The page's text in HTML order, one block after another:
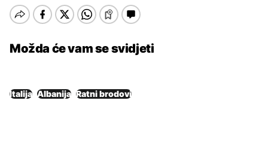
Možda će vam se svidjeti
Italija Albanija Ratni brodovi